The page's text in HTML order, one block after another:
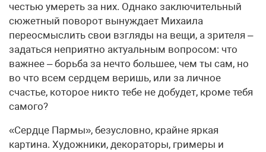
честью умереть за них. Однако заключительный
сюжетный поворот вынуждает Михаила
переосмыслить свои взгляды на вещи, а зрителя –
задаться неприятно актуальным вопросом: что
важнее – борьба за нечто большее, чем ты сам, но
во что всем сердцем веришь, или за личное
счастье, которое никто тебе не добудет, кроме тебя
самого?
«Сердце Пармы», безусловно, крайне яркая
картина. Художники, декораторы, гримеры и